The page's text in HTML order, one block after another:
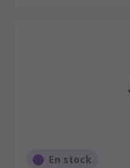
En stock